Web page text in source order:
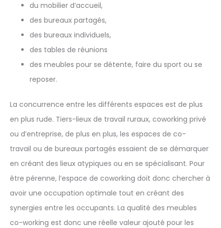
du mobilier d’accueil,
des bureaux partagés,
des bureaux individuels,
des tables de réunions
des meubles pour se détente, faire du sport ou se
reposer.
La concurrence entre les différents espaces est de plus
en plus rude. Tiers-lieux de travail ruraux, coworking privé
ou d’entreprise, de plus en plus, les espaces de co-
travail ou de bureaux partagés essaient de se démarquer
en créant des lieux atypiques ou en se spécialisant. Pour
être pérenne, l’espace de coworking doit donc chercher à
avoir une occupation optimale tout en créant des
synergies entre les occupants. La qualité des meubles
co-working est donc une réelle valeur ajouté pour les